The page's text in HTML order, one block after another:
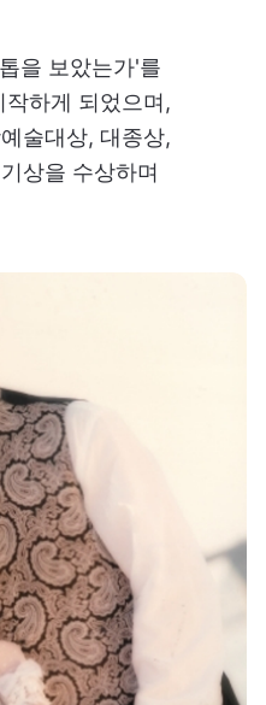
을 보았는가'를
하게 되었으며,
술대상, 대종상,
상을 수상하며